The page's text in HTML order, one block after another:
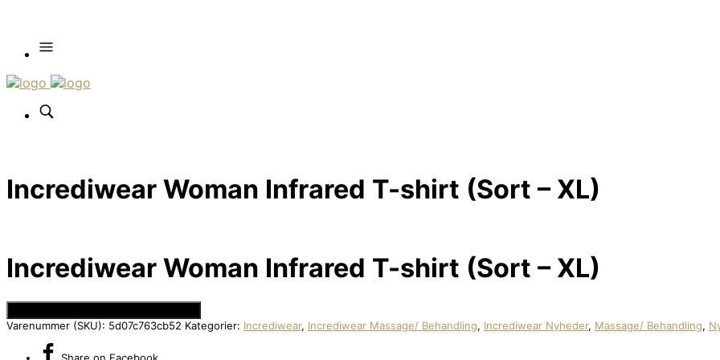
Incrediwear Woman Infrared T-shirt (Sort – XL)
Incrediwear Woman Infrared T-shirt (Sort – XL)
Varenummer (SKU): 5d07c763cb52 Kategorier: Incrediwear, Incrediwear Massage/ Behandling, Incrediwear Nyheder, Massage/ Behandling,
Share on Facebook